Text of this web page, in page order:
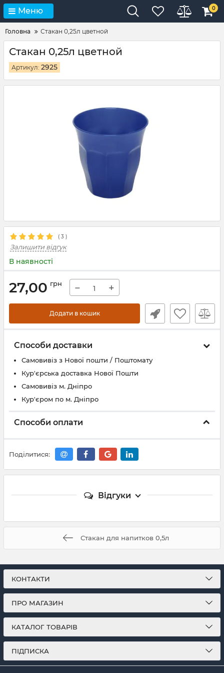
Меню 0
Головна Стакан 0,25л цветной
Стакан 0,25л цветной
Артикул: 2925
( 3 )
Залишити відгук
В наявності
27,00 грн − +
Додати в кошик
Способи доставки
Самовивіз з Нової пошти / Поштомату
Кур'єрська доставка Нової Пошти
Самовивіз м. Дніпро
Кур'єром по м. Дніпро
Способи оплати
Поділитися:
Відгуки
Стакан для напитков 0,5л
КОНТАКТИ
ПРО МАГАЗИН
КАТАЛОГ ТОВАРІВ
ПІДПИСКА